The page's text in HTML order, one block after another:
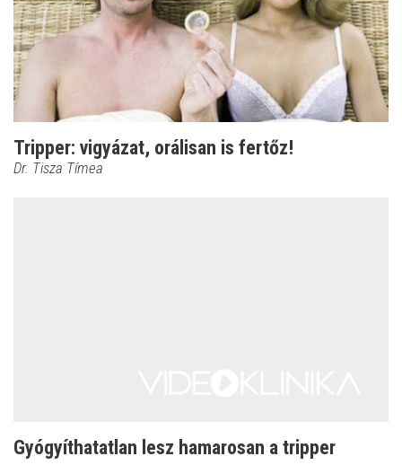
Tripper: vigyázat, orálisan is fertőz!
Dr. Tisza Tímea
Gyógyíthatatlan lesz hamarosan a tripper